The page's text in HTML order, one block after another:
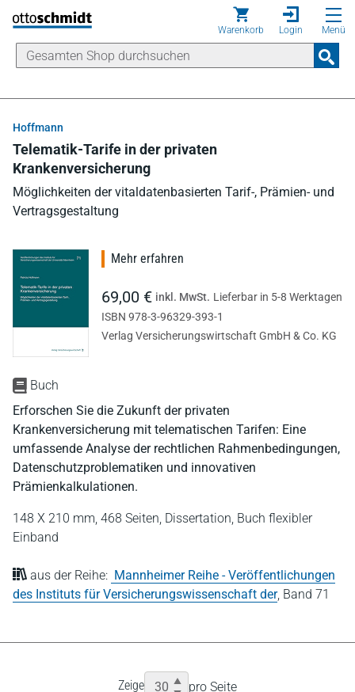
Direkt zum Inhalt
Warenkorb Login Menü
Hoffmann
Telematik-Tarife in der privaten
Krankenversicherung
Möglichkeiten der vitaldatenbasierten Tarif-, Prämien- und
Vertragsgestaltung
Buch
Erforschen Sie die Zukunft der privaten
Krankenversicherung mit telematischen Tarifen: Eine
umfassende Analyse der rechtlichen Rahmenbedingungen,
Datenschutzproblematiken und innovativen
Prämienkalkulationen.
148 X 210 mm, 468 Seiten, Dissertation, Buch flexibler
Einband
aus der Reihe: Mannheimer Reihe - Veröffentlichungen
des Instituts für Versicherungswissenschaft der, Band 71
Mehr erfahren
69,00 € inkl. MwSt. Lieferbar in 5-8 Werktagen
ISBN 978-3-96329-393-1
Verlag Versicherungswirtschaft GmbH & Co. KG
Zeige pro Seite